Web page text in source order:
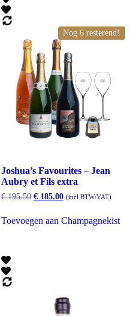
Nog 6 resterend!
Joshua’s Favourites – Jean
Aubry et Fils extra
€195.50 Oorspronkelijke
€ 195.50.
€185.00Huidige
is:
€ 185.00.
(incl BTW/VAT)
Toevoegen aan Champagnekist